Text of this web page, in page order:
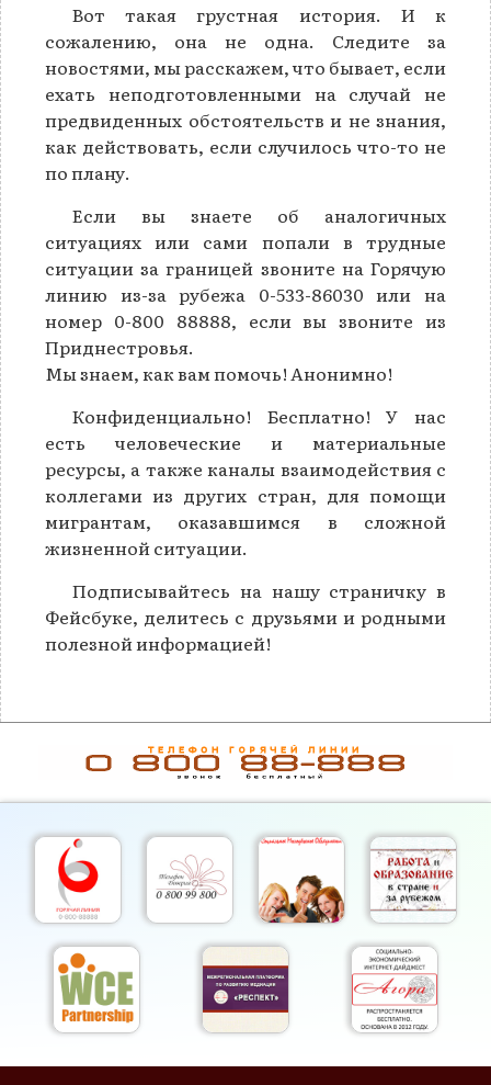
Вот такая грустная история. И к
сожалению, она не одна. Следите за
новостями, мы расскажем, что бывает, если
ехать неподготовленными на случай не
предвиденных обстоятельств и не знания,
как действовать, если случилось что-то не
по плану.
Если вы знаете об аналогичных
ситуациях или сами попали в трудные
ситуации за границей звоните на Горячую
линию из-за рубежа 0-533-86030 или на
номер 0-800 88888, если вы звоните из
Приднестровья.
Мы знаем, как вам помочь! Анонимно!
Конфиденциально! Бесплатно! У нас
есть человеческие и материальные
ресурсы, а также каналы взаимодействия с
коллегами из других стран, для помощи
мигрантам, оказавшимся в сложной
жизненной ситуации.
Подписывайтесь на нашу страничку в
Фейсбуке, делитесь с друзьями и родными
полезной информацией!